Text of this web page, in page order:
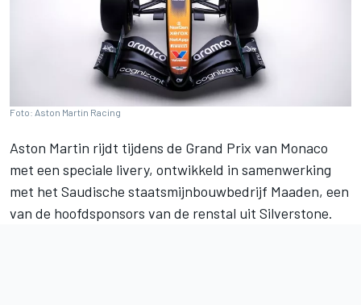
Foto: Aston Martin Racing
Aston Martin rijdt tijdens de Grand Prix van Monaco
met een speciale livery, ontwikkeld in samenwerking
met het Saudische staatsmijnbouwbedrijf Maaden, een
van de hoofdsponsors van de renstal uit Silverstone.